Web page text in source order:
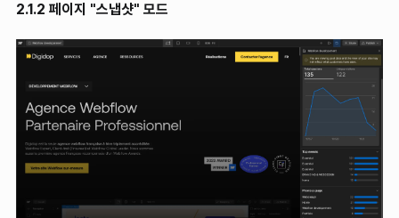
2.1.2 페이지 "스냅샷" 모드